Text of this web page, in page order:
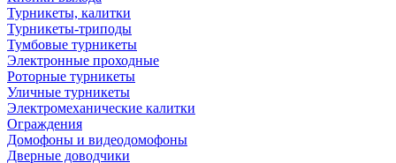
Турникеты, калитки
Турникеты-триподы
Тумбовые турникеты
Электронные проходные
Роторные турникеты
Уличные турникеты
Электромеханические калитки
Ограждения
Домофоны и видеодомофоны
Дверные доводчики